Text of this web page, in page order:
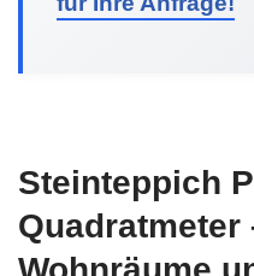
Steinteppich
Quadratmeter